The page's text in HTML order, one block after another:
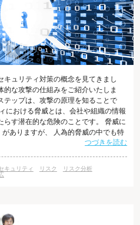
キュリティ対策の概念を見てきまし
な攻撃の仕組みをご紹介いたしま
テップは、攻撃の原理を知ることで
における脅威とは、会社や組織の情報
す潜在的な危険のことです。 脅威に
ありますが、 人為的脅威の中でも特
頭に置いています。 意図的脅威をもた
攻撃を仕掛けてきます。 そして、情
すリスクを引き起こします。 増加す
つづきを読む
キュリティ リスク
リスク分析